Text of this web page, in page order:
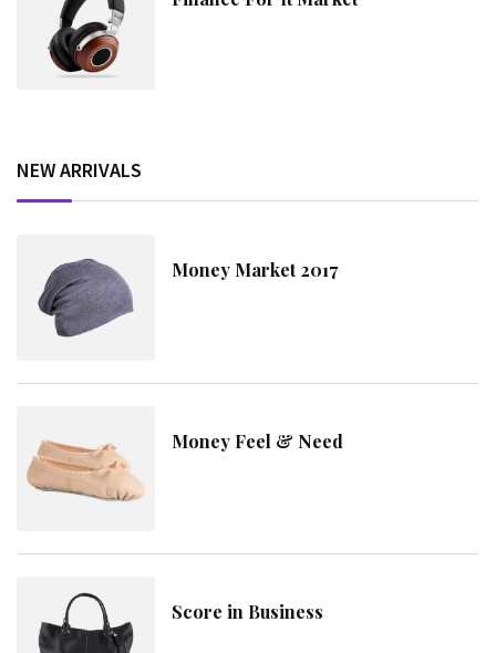
NEW ARRIVALS
Money Market 2017
Money Feel & Need
Score in Business